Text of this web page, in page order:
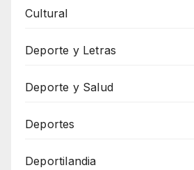
Cultural
Deporte y Letras
Deporte y Salud
Deportes
Deportilandia